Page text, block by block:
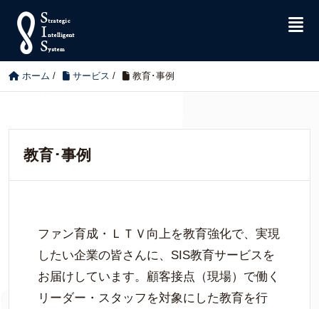
ホーム / サービス / 教育･事例
教育･事例
ファン育成・ＬＴＶ向上を教育強化で、実現
したい企業の皆さんに、SIS教育サービスを
お届けしています。顧客接点（現場）で働く
リーダー・スタッフを対象にした教育を行